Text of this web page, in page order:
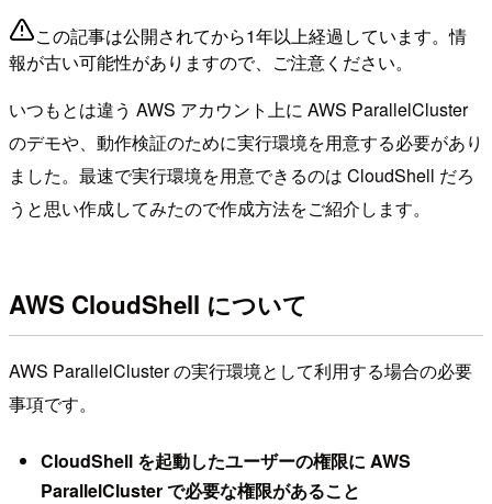
この記事は公開されてから1年以上経過しています。情
報が古い可能性がありますので、ご注意ください。
いつもとは違う AWS アカウント上に AWS ParallelCluster
のデモや、動作検証のために実行環境を用意する必要があり
ました。最速で実行環境を用意できるのは CloudShell だろ
うと思い作成してみたので作成方法をご紹介します。
AWS CloudShell について
AWS ParallelCluster の実行環境として利用する場合の必要
事項です。
CloudShell を起動したユーザーの権限に AWS
ParallelCluster で必要な権限があること